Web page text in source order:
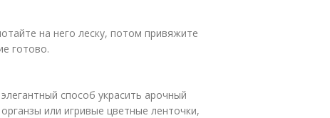
на него леску, потом привяжите
готово.
способ украсить арочный
или игривые цветные ленточки,